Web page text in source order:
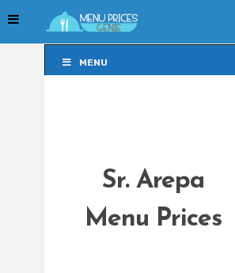
MENU
Sr. Arepa
Menu Prices